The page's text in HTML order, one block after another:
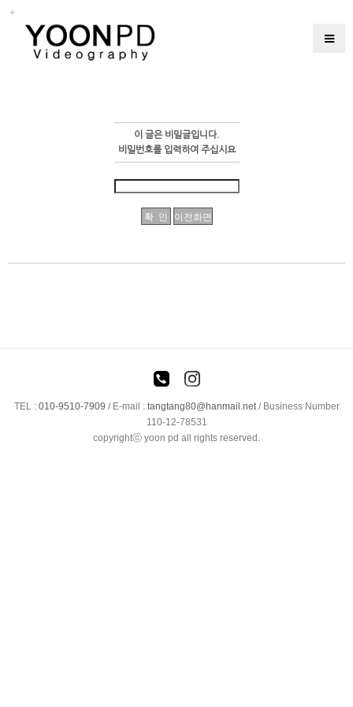
이 글은 비밀글입니다.
비밀번호를 입력하여 주십시요
TEL : 010-9510-7909 / E-mail : tangtang80@hanmail.net/ Business Number
110-12-78531
copyrightⓒ yoon pd all rights reserved.